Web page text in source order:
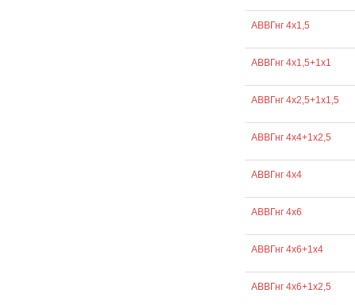
АВВГнг 4х1,5
АВВГнг 4х1,5+1х1
АВВГнг 4х2,5+1х1,5
АВВГнг 4х4+1х2,5
АВВГнг 4х4
АВВГнг 4х6
АВВГнг 4х6+1х4
АВВГнг 4х6+1х2,5